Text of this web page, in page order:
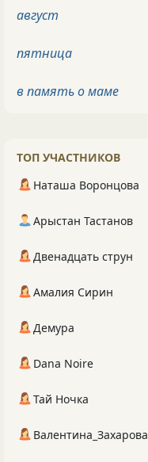
август
пятница
в память о маме
ТОП УЧАСТНИКОВ
Наташа Воронцова
Арыстан Тастанов
Двенадцать струн
Амалия Сирин
Демура
Dana Noire
Тай Ночка
Валентина_Захарова